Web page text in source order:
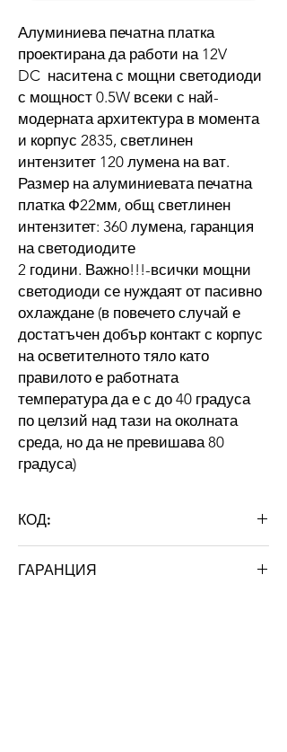
Алуминиева печатна платка
проектирана да работи на 12V
DC наситена с мощни светодиоди
с мощност 0.5W всеки с най-
модерната архитектура в момента
и корпус 2835, светлинен
интензитет 120 лумена на ват.
Размер на алуминиевата печатна
платка Ф22мм, общ светлинен
интензитет: 360 лумена, гаранция
на светодиодите
2 години. Важно!!!-всички мощни
светодиоди се нуждаят от пасивно
охлаждане (в повечето случай е
достатъчен добър контакт с корпус
на осветителното тяло като
правилото е работната
температура да е с до 40 градуса
по целзий над тази на околната
среда, но да не превишава 80
градуса)
КОД:
ГАРАНЦИЯ